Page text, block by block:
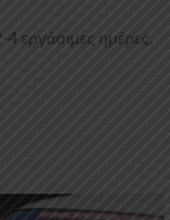
εργάσιμες ημέρες.